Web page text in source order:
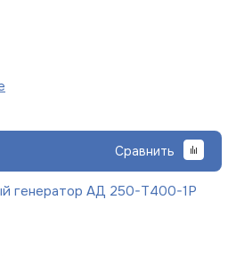
Сравнить
генератор АД 250-Т400-1Р